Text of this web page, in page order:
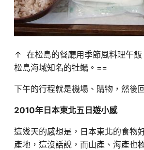
↑ 在松島的餐廳用季節風料理午飯
松島海域知名的牡蠣。==
下午的行程就是機場、購物，然後
2010年日本東北五日遊小感
這幾天的感想是，日本東北的食物
產地，這沒話說，而山產、海產也